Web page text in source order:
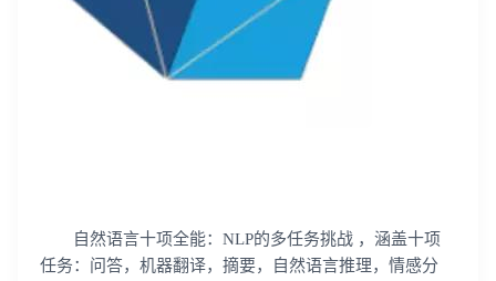
自然语言十项全能：NLP的多任务挑战 ，涵盖十项
任务：问答，机器翻译，摘要，自然语言推理，情感分